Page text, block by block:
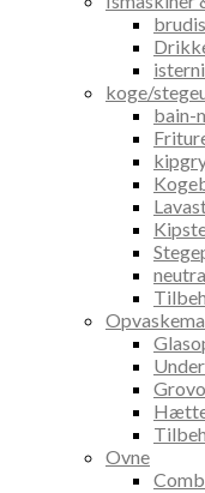
koge/
bain-
Ovne